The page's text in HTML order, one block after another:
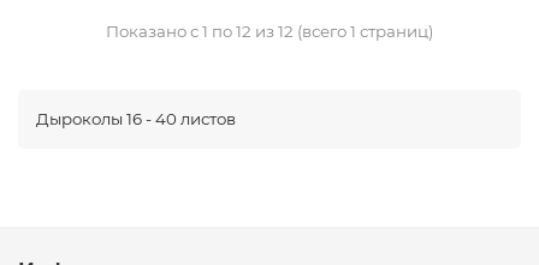
Показано с 1 по 12 из 12 (всего 1 страниц)
Дыроколы 16 - 40 листов